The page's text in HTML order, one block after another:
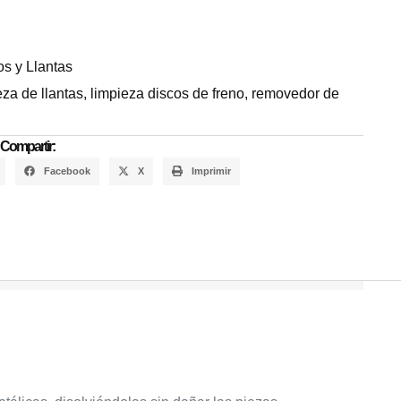
y Llantas
de llantas, limpieza discos de freno, removedor de
Compartir:
Facebook X Imprimir